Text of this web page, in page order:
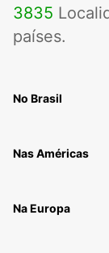
3835
países.
No Brasil
Nas Américas
Na Europa